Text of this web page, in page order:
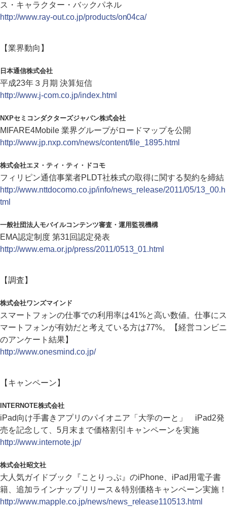
ス・キャラクター・バックパネル
http://www.ray-out.co.jp/products/on04ca/
【業界動向】
日本通信株式会社
平成23年３月期 決算短信
http://www.j-com.co.jp/index.html
NXPセミコンダクターズジャパン株式会社
MIFARE4Mobile 業界グループがロードマップを公開
http://www.jp.nxp.com/news/content/file_1895.html
株式会社エヌ・ティ・ティ・ドコモ
フィリピン通信事業者PLDT社株式の取得に関する契約を締結
http://www.nttdocomo.co.jp/info/news_release/2011/05/13_00.h
tml
一般社団法人モバイルコンテンツ審査・運用監視機構
EMA認定制度 第31回認定発表
http://www.ema.or.jp/press/2011/0513_01.html
【調査】
株式会社ワンズマインド
スマートフォンの仕事での利用率は41%と高い数値。仕事にス
マートフォンが有効だと考えている方は77%。【経営コンビニ
のアンケート結果】
http://www.onesmind.co.jp/
【キャンペーン】
INTERNOTE株式会社
iPad向け手書きアプリのパイオニア「大学のーと」 iPad2発
売を記念して、5月末まで価格割引キャンペーンを実施
http://www.internote.jp/
株式会社昭文社
大人気ガイドブック『ことりっぷ』のiPhone、iPad用電子書
籍、追加ラインナップリリース＆特別価格キャンペーン実施！
http://www.mapple.co.jp/news/news_release110513.html